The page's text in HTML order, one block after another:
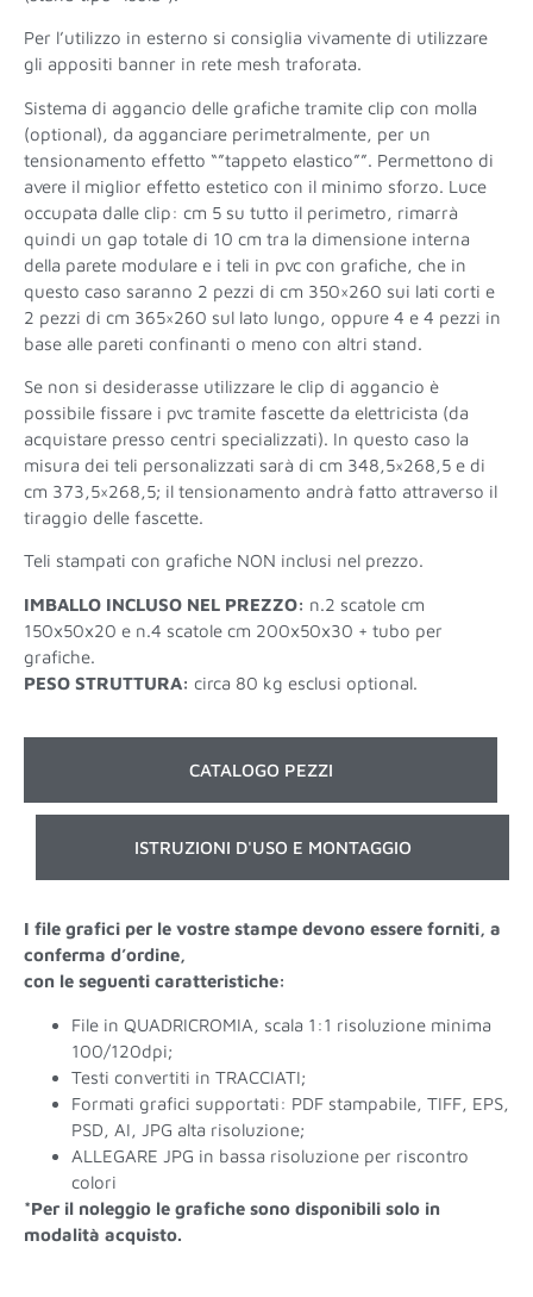
Per l’utilizzo in esterno si consiglia vivamente di utilizzare
gli appositi banner in rete mesh traforata.
Sistema di aggancio delle grafiche tramite clip con molla
(optional), da agganciare perimetralmente, per un
tensionamento effetto “”tappeto elastico””. Permettono di
avere il miglior effetto estetico con il minimo sforzo. Luce
occupata dalle clip: cm 5 su tutto il perimetro, rimarrà
quindi un gap totale di 10 cm tra la dimensione interna
della parete modulare e i teli in pvc con grafiche, che in
questo caso saranno 2 pezzi di cm 350×260 sui lati corti e
2 pezzi di cm 365×260 sul lato lungo, oppure 4 e 4 pezzi in
base alle pareti confinanti o meno con altri stand.
Se non si desiderasse utilizzare le clip di aggancio è
possibile fissare i pvc tramite fascette da elettricista (da
acquistare presso centri specializzati). In questo caso la
misura dei teli personalizzati sarà di cm 348,5×268,5 e di
cm 373,5×268,5; il tensionamento andrà fatto attraverso il
tiraggio delle fascette.
Teli stampati con grafiche NON inclusi nel prezzo.
IMBALLO INCLUSO NEL PREZZO: n.2 scatole cm
150x50x20 e n.4 scatole cm 200x50x30 + tubo per
grafiche.
PESO STRUTTURA: circa 80 kg esclusi optional.
CATALOGO PEZZI
ISTRUZIONI D'USO E MONTAGGIO
I file grafici per le vostre stampe devono essere forniti, a
conferma d’ordine,
con le seguenti caratteristiche:
File in QUADRICROMIA, scala 1:1 risoluzione minima
100/120dpi;
Testi convertiti in TRACCIATI;
Formati grafici supportati: PDF stampabile, TIFF, EPS,
PSD, AI, JPG alta risoluzione;
ALLEGARE JPG in bassa risoluzione per riscontro
colori
*Per il noleggio le grafiche sono disponibili solo in
modalità acquisto.